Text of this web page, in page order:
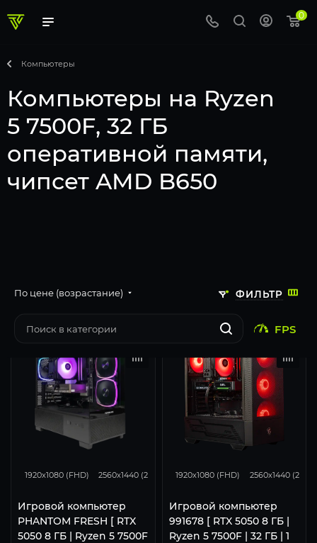
0
Компьютеры
Компьютеры на Ryzen
5 7500F, 32 ГБ
оперативной памяти,
чипсет AMD B650
ФИЛЬТР
По цене (возрастание)
FPS
1920x1080 (FHD) 2560x1440 (2K) 3840x2160 (4K)
Игровой компьютер
PHANTOM FRESH [ RTX
5050 8 ГБ | Ryzen 5 7500F
1920x1080 (FHD) 2560x1440 (2K)
Игровой компьютер
991678 [ RTX 5050 8 ГБ |
Ryzen 5 7500F | 32 ГБ | 1